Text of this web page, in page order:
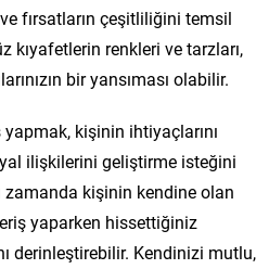
fırsatların çeşitliliğini temsil
kıyafetlerin renkleri ve tarzları,
bir yansıması olabilir.
kişinin ihtiyaçlarını
ilişkilerini geliştirme isteğini
zamanda kişinin kendine olan
yaparken hissettiğiniz
derinleştirebilir. Kendinizi mutlu,